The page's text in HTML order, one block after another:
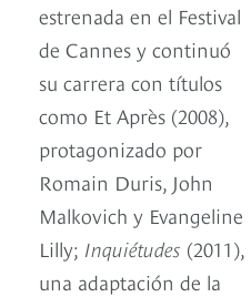
estrenada en el Festival
de Cannes y continuó
su carrera con títulos
como Et Après (2008),
protagonizado por
Romain Duris, John
Malkovich y Evangeline
Lilly; Inquiétudes (2011),
una adaptación de la